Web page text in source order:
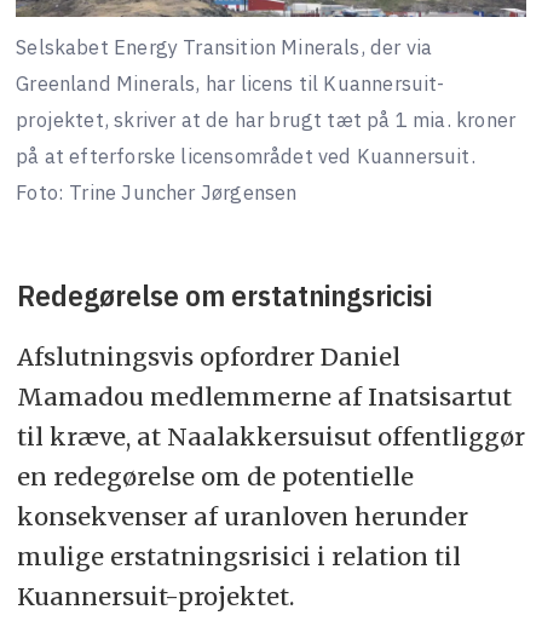
Selskabet Energy Transition Minerals, der via
Greenland Minerals, har licens til Kuannersuit-
projektet, skriver at de har brugt tæt på 1 mia. kroner
på at efterforske licensområdet ved Kuannersuit.
Foto: Trine Juncher Jørgensen
Redegørelse om erstatningsricisi
Afslutningsvis opfordrer Daniel
Mamadou medlemmerne af Inatsisartut
til kræve, at Naalakkersuisut offentliggør
en redegørelse om de potentielle
konsekvenser af uranloven herunder
mulige erstatningsrisici i relation til
Kuannersuit-projektet.